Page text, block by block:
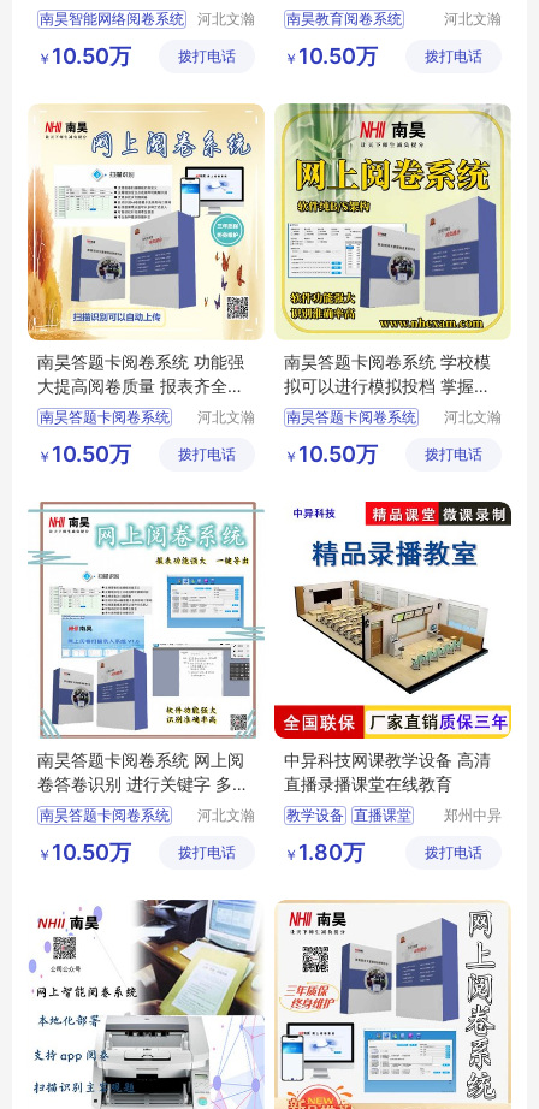
南昊智能网络阅卷系统
计算机阅卷
答题卡阅卷系统
河北文瀚
技发展有
￥ 10.50万 拨打电话
价
南昊教育阅卷系统
高考阅卷系统
考试阅卷系统
河北文瀚
技发展有
￥ 10.50万 拨打电话
南昊答题卡阅卷系统 功能强
大提高阅卷质量 报表齐全一
键导出
南昊答题卡阅卷系统
教育阅卷系统
电子评卷系统
河北文瀚
技发展有
￥ 10.50万 拨打电话
南昊答题卡阅卷系统 学校模
拟可以进行模拟投档 掌握学
生上线情况
南昊答题卡阅卷系统
中学网上阅卷
计算机阅卷系统
河北文瀚
技发展有
￥ 10.50万 拨打电话
南昊答题卡阅卷系统 网上阅
卷答卷识别 进行关键字 多字
段校对
南昊答题卡阅卷系统
中学网上阅卷
电子评卷系统
河北文瀚
技发展有
￥ 10.50万 拨打电话
中异科技网课教学设备 高清
直播录播课堂在线教育
教学设备 直播课堂
在线教育
郑州中异
有限公司
￥ 1.80万 拨打电话